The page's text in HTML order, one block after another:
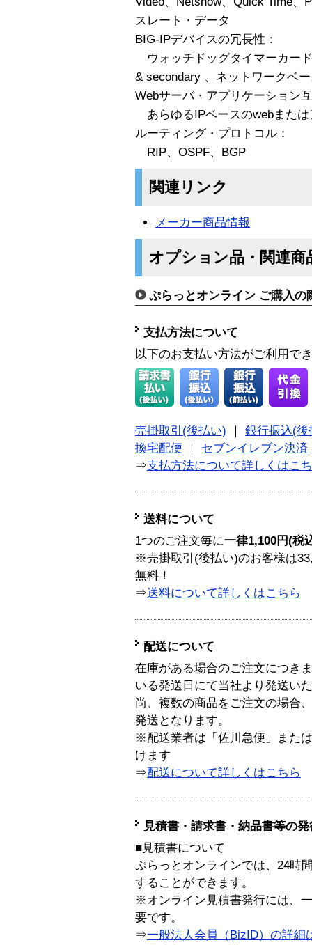
スレート・データ
BIG-IPデバイスの冗長性：
ウォッチドッグタイマーカー
& secondary 、ネットワークベ
Webサーバ・アプリケーション
あらゆるIPベースのwebまた
ルーティング・プロトコル：
RIP、OSPF、BGP
関連リンク
メーカー商品情報
オプション品・関連商
ぷらっとオンライン ご購入の
支払方法について
以下のお支払い方法がご利用で
売掛取引(後払い)
銀行振込(後
換宅配便
セブンイレブン決済
⇒支払方法について詳しくはこ
送料について
1つのご注文毎に一律1,100円(税
※売掛取引(後払い)のお客様は
無料！
⇒送料について詳しくはこちら
配送について
在庫がある場合のご注文につき
いる発送日にて当社より発送い
尚、複数の商品をご注文の場合
発送となります。
※配送業者は「佐川急便」また
けます
⇒配送について詳しくはこちら
見積書・請求書・納品書等の
■見積書について
ぷらっとオンラインでは、24時
することができます。
※オンライン見積書発行には、
要です。
⇒一般法人会員（BizID）の詳細